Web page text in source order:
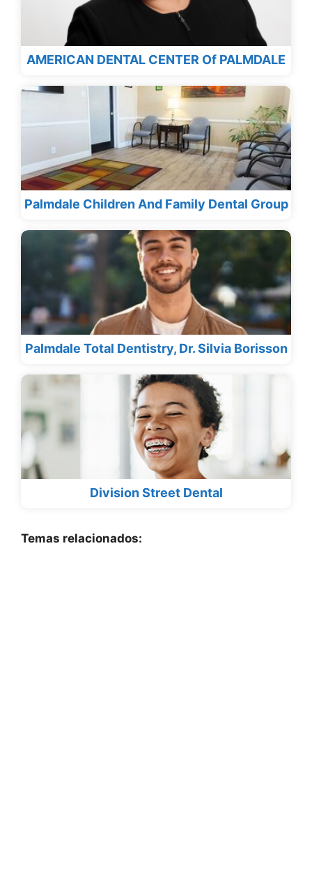
AMERICAN DENTAL CENTER Of PALMDALE
Palmdale Children And Family Dental Group
Palmdale Total Dentistry, Dr. Silvia Borisson
Division Street Dental
Temas relacionados: